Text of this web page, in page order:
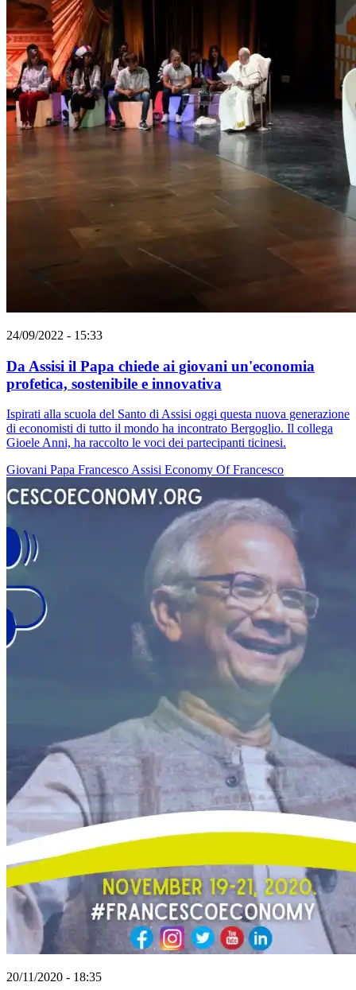
24/09/2022 - 15:33
Da Assisi il Papa chiede ai giovani un'economia
profetica, sostenibile e innovativa
Ispirati alla scuola del Santo di Assisi oggi questa nuova generazione
di economisti di tutto il mondo ha incontrato Bergoglio. Il collega
Gioele Anni, ha raccolto le voci dei partecipanti ticinesi.
Giovani Papa FrancescoAssisi Economy Of Francesco
20/11/2020 - 18:35